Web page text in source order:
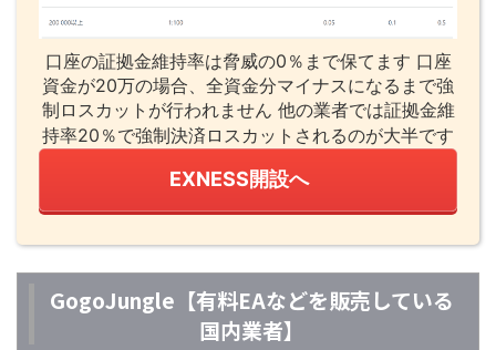
口座の証拠金維持率は脅威の0％まで保てます 口座
資金が20万の場合、全資金分マイナスになるまで強
制ロスカットが行われません 他の業者では証拠金維
持率20％で強制決済ロスカットされるのが大半です
EXNESS開設へ
GogoJungle【有料EAなどを販売している
国内業者】